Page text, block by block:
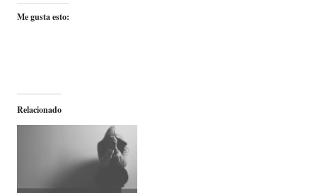
Me gusta esto:
Relacionado